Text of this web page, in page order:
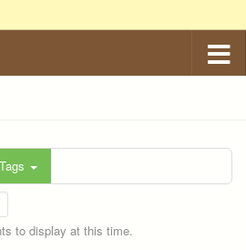
Tags
to display at this time.